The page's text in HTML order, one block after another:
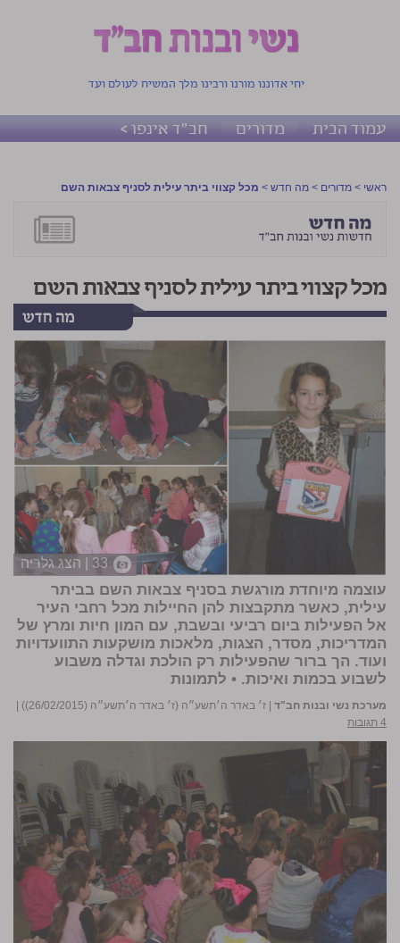
יחי אדוננו מורנו ורבינו מלך המשיח לעולם ועד
עמוד הבית מדורים חב"ד אינפו >
ראשי > מדורים > מה חדש > מכל קצווי ביתר עילית לסניף צבאות השם
מכל קצווי ביתר עילית לסניף צבאות השם
33 | הצג גלריה
עוצמה מיוחדת מורגשת בסניף צבאות השם בביתר
עילית, כאשר מתקבצות להן החיילות מכל רחבי העיר
אל הפעילות ביום רביעי ובשבת, עם המון חיות ומרץ של
המדריכות, מסדר, הצגות, מלאכות מושקעות התוועדויות
ועוד. הך ברור שהפעילות רק הולכת וגדלה משבוע
לשבוע בכמות ואיכות. • לתמונות
מערכת נשי ובנות חב"ד ז׳ באדר ה׳תשע״ה (ז׳ באדר ה׳תשע״ה (26/02/2015))
4 תגובות